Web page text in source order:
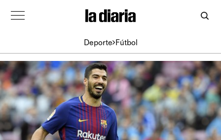
Deporte Fútbol